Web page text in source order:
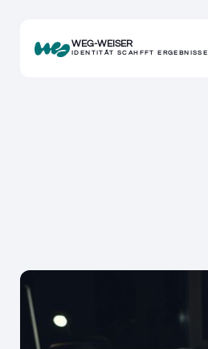
WEG-WEISER
IDENTITÄT SCAHFFT ERGEBNISSE